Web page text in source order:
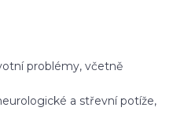
problémy, včetně
a střevní potíže,